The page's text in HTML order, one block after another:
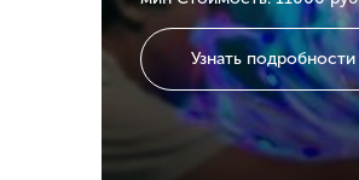
Узнать подробности